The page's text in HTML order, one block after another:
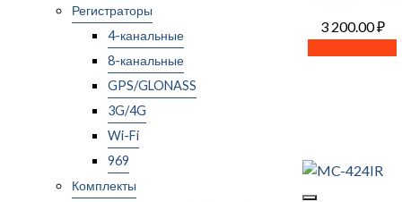
Регистраторы
4-канальные
8-канальные
GPS/GLONASS
3G/4G
Wi-Fi
969
Комплекты
3 200.00₽